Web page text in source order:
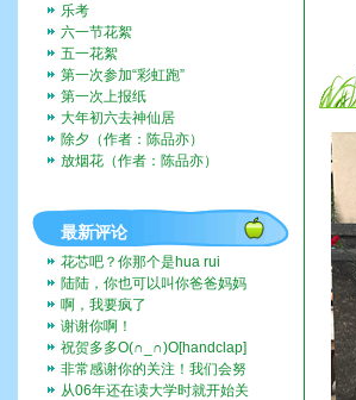
乐考
六一节花絮
五一花絮
第一次参加“彩虹跑”
第一次上报纸
大年初六去神仙居
除夕（作者：陈品亦）
放烟花（作者：陈品亦）
最新评论
花芯吧？你那个是hua rui
陆陆，你也可以叫你爸爸妈妈
带你去啊。挺好玩的。
啊，我要疯了
谢谢你啊！
祝贺多多O(∩_∩)O[handclap]
[flo...
非常感谢你的关注！我们会努
力一直记录下去的。我们也...
从06年还在读大学时就开始关